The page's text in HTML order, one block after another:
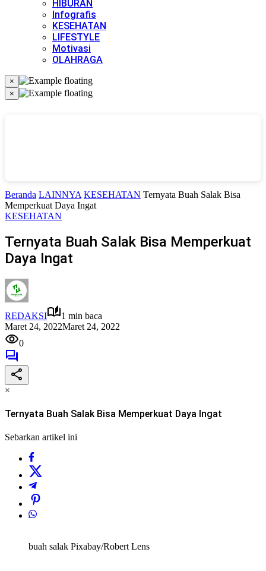
HIBURAN
Infografis
KESEHATAN
LIFESTYLE
Motivasi
OLAHRAGA
×
×
Beranda LAINNYA KESEHATAN Ternyata Buah Salak Bisa
Memperkuat Daya Ingat
KESEHATAN
Ternyata Buah Salak Bisa Memperkuat
Daya Ingat
REDAKSI
1 min baca
Maret 24, 2022Maret 24, 2022
0
×
Ternyata Buah Salak Bisa Memperkuat Daya Ingat
Sebarkan artikel ini
buah salak Pixabay/Robert Lens